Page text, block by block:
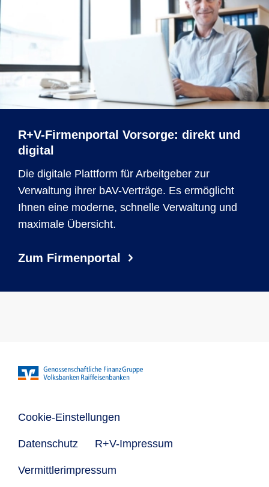
R+V-Firmenportal Vorsorge: direkt und
digital
Die digitale Plattform für Arbeitgeber zur
Verwaltung ihrer bAV-Verträge. Es ermöglicht
Ihnen eine moderne, schnelle Verwaltung und
maximale Übersicht.
Zum Firmenportal
Cookie-Einstellungen
Datenschutz R+V-Impressum
Vermittlerimpressum